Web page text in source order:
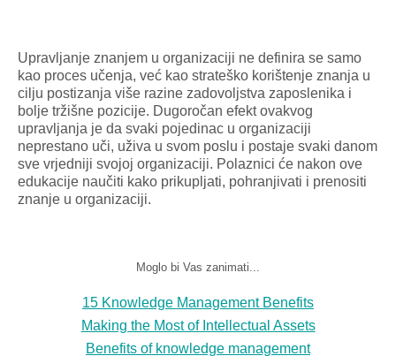
Upravljanje znanjem u organizaciji ne definira se samo
kao proces učenja, već kao strateško korištenje znanja u
cilju postizanja više razine zadovoljstva zaposlenika i
bolje tržišne pozicije. Dugoročan efekt ovakvog
upravljanja je da svaki pojedinac u organizaciji
neprestano uči, uživa u svom poslu i postaje svaki danom
sve vrjedniji svojoj organizaciji. Polaznici će nakon ove
edukacije naučiti kako prikupljati, pohranjivati i prenositi
znanje u organizaciji.
Moglo bi Vas zanimati...
15 Knowledge Management Benefits
Making the Most of Intellectual Assets
Benefits of knowledge management